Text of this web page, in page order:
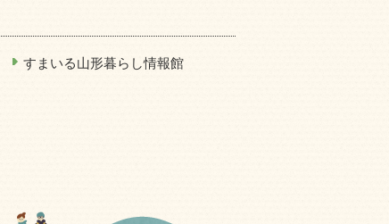
すまいる山形暮らし情報館